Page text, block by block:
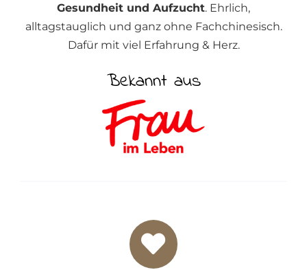
Gesundheit und Aufzucht. Ehrlich,
alltagstauglich und ganz ohne Fachchinesisch.
Dafür mit viel Erfahrung & Herz.
Bekannt aus